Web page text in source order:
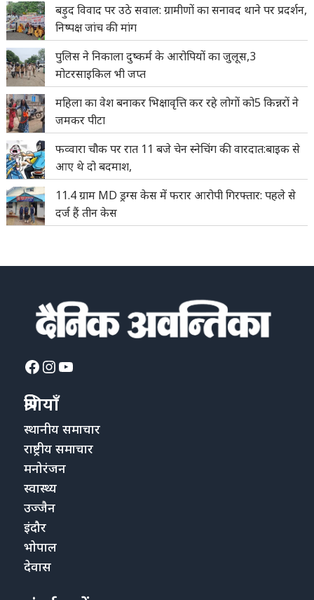
बड़ुद विवाद पर उठे सवाल: ग्रामीणों का सनावद थाने पर प्रदर्शन,
निष्पक्ष जांच की मांग
पुलिस ने निकाला दुष्कर्म के आरोपियों का जुलूस,3
मोटरसाइकिल भी जप्त
महिला का वेश बनाकर भिक्षावृत्ति कर रहे लोगों को5 किन्नरों ने
जमकर पीटा
फव्वारा चौक पर रात 11 बजे चेन स्नेचिंग की वारदात:बाइक से
आए थे दो बदमाश,
11.4 ग्राम MD ड्रग्स केस में फरार आरोपी गिरफ्तार: पहले से
दर्ज हैं तीन केस
Facebook
Instagram
YouTube
श्रेणियाँ
स्थानीय समाचार
राष्ट्रीय समाचार
मनोरंजन
स्वास्थ्य
उज्जैन
इंदौर
भोपाल
देवास